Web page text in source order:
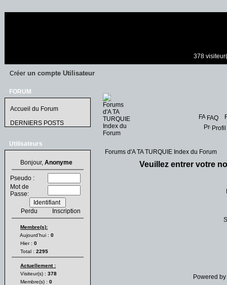
378
Créer un compte Utilisateur
FORUM
Accueil du Forum
DERNIERS POSTS
Utilisateurs
Bonjour, Anonyme
Pseudo :
Mot de
Passe:
Perdu Inscription
Membre(s):
Aujourd'hui : 0
Hier : 0
Total : 2295
Actuellement :
Visiteur(s) : 378
Membre(s) : 0
FAQ
Profil
Forums d'A TA TURQUIE Index du Forum
Veuillez entrer votre
Powered by